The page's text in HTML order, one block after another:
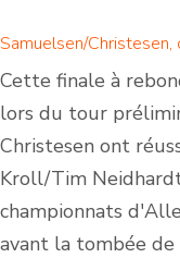
Cette finale à
lors du tour
Christesen ont
Kroll/Tim
championnats
avant la tombée